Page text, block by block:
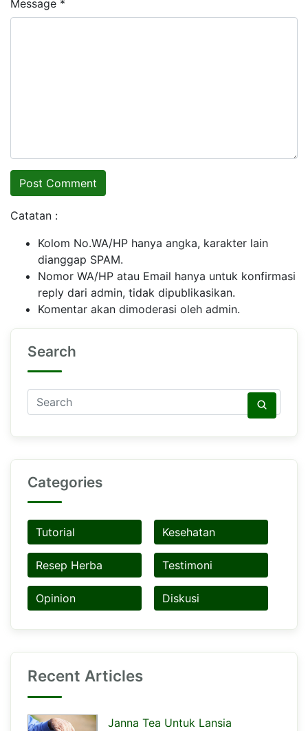
Message *
Catatan :
Kolom No.WA/HP hanya angka, karakter lain
dianggap SPAM.
Nomor WA/HP atau Email hanya untuk konfirmasi
reply dari admin, tidak dipublikasikan.
Komentar akan dimoderasi oleh admin.
Search
Categories
Tutorial Kesehatan
Resep Herba Testimoni
Opinion Diskusi
Recent Articles
Janna Tea Untuk Lansia